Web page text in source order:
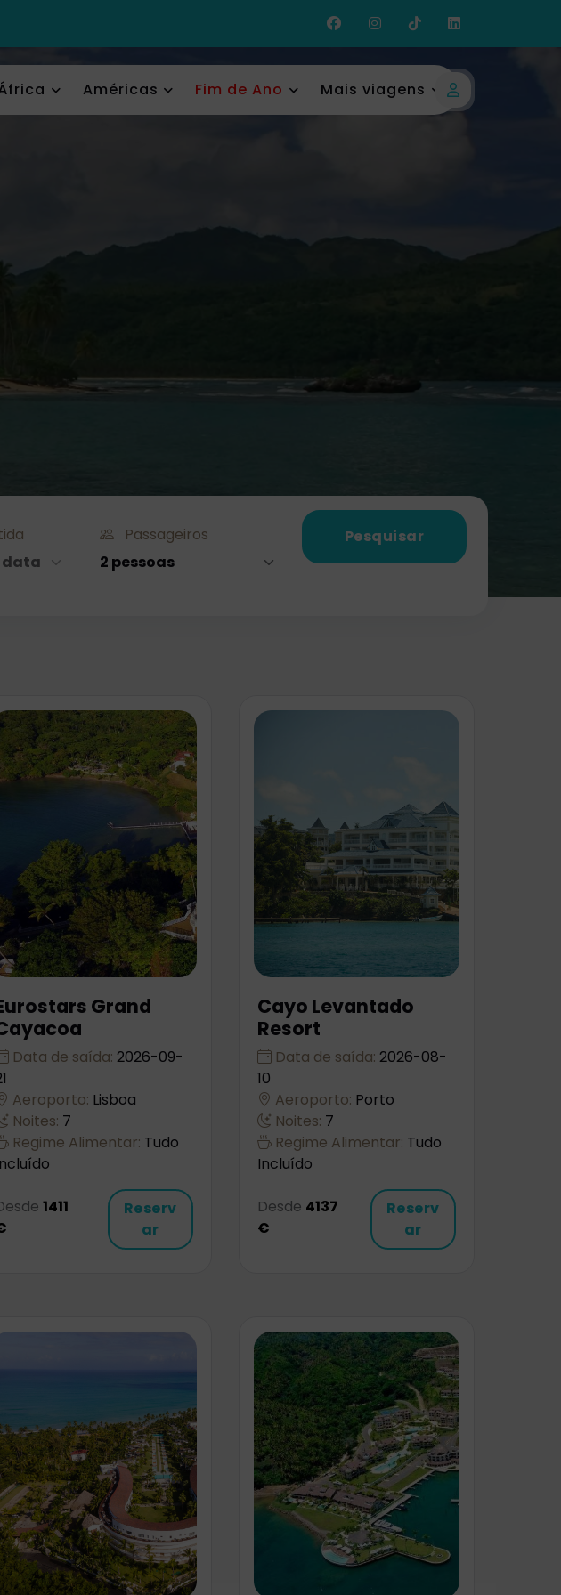
Américas Fim de Ano Mais viagens
Login
data
Passageiros
2 pessoas
Pesquisar
Grand
Data de saída: 2026-09-
Aeroporto: Lisboa
Noites: 7
Regime Alimentar: Tudo
1411
Reserv
ar
Cayo Levantado
Resort
Data de saída: 2026-08-
10
Aeroporto: Porto
Noites: 7
Regime Alimentar: Tudo
Incluído
Desde 4137
€
Reserv
ar